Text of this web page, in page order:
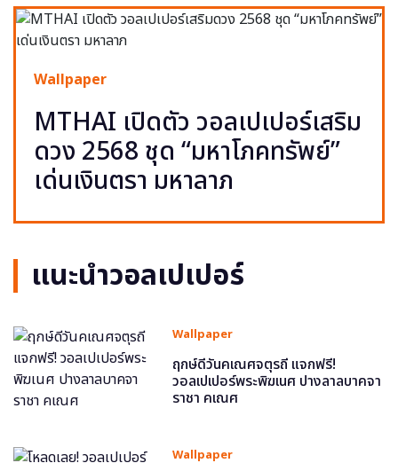
Wallpaper
MTHAI เปิดตัว วอลเปเปอร์เสริม
ดวง 2568 ชุด “มหาโภคทรัพย์”
เด่นเงินตรา มหาลาภ
แนะนำวอลเปเปอร์
Wallpaper
ฤกษ์ดีวันคเณศจตุรถี แจกฟรี!
วอลเปเปอร์พระพิฆเนศ ปางลาลบาคจา
ราชา คเณศ
Wallpaper